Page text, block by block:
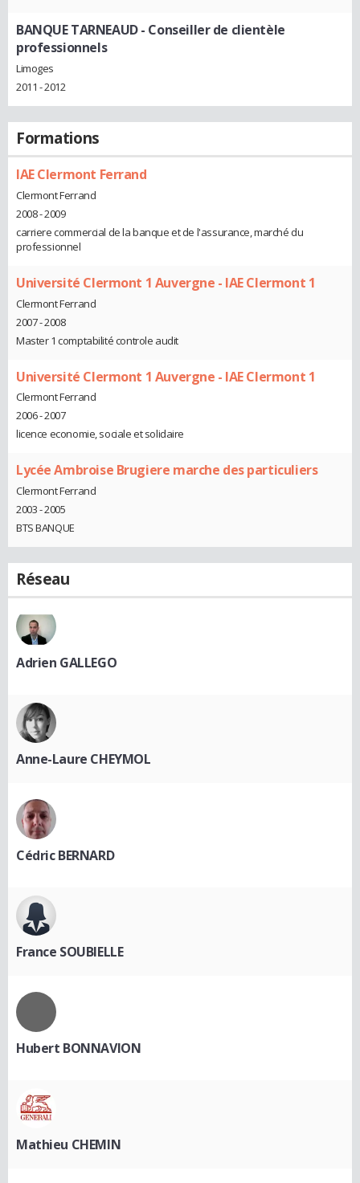
BANQUE TARNEAUD- Conseiller de clientèle
professionnels
Limoges
2011 - 2012
Formations
IAE Clermont Ferrand
Clermont Ferrand
2008 - 2009
carriere commercial de la banque et de l'assurance, marché du
professionnel
Université Clermont 1 Auvergne - IAE Clermont 1
Clermont Ferrand
2007 - 2008
Master 1 comptabilité controle audit
Université Clermont 1 Auvergne - IAE Clermont 1
Clermont Ferrand
2006 - 2007
licence economie, sociale et solidaire
Lycée Ambroise Brugiere marche des particuliers
Clermont Ferrand
2003 - 2005
BTS BANQUE
Réseau
Adrien GALLEGO
Anne-Laure CHEYMOL
Cédric BERNARD
France SOUBIELLE
Hubert BONNAVION
Mathieu CHEMIN